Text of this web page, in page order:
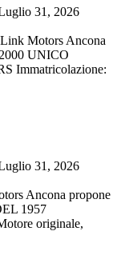
31, 2026
Motors Ancona
UNICO
Immatricolazione:
31, 2026
Ancona propone
1957
originale,